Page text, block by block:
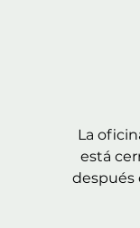
La
está
después